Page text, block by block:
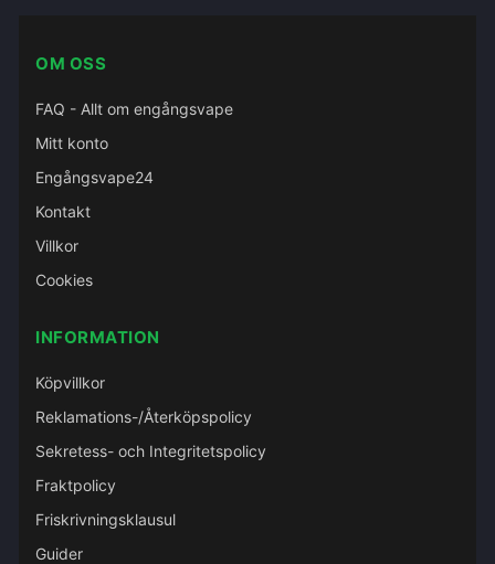
OM OSS
FAQ - Allt om engångsvape
Mitt konto
Engångsvape24
Kontakt
Villkor
Cookies
INFORMATION
Köpvillkor
Reklamations-/Återköpspolicy
Sekretess- och Integritetspolicy
Fraktpolicy
Friskrivningsklausul
Guider